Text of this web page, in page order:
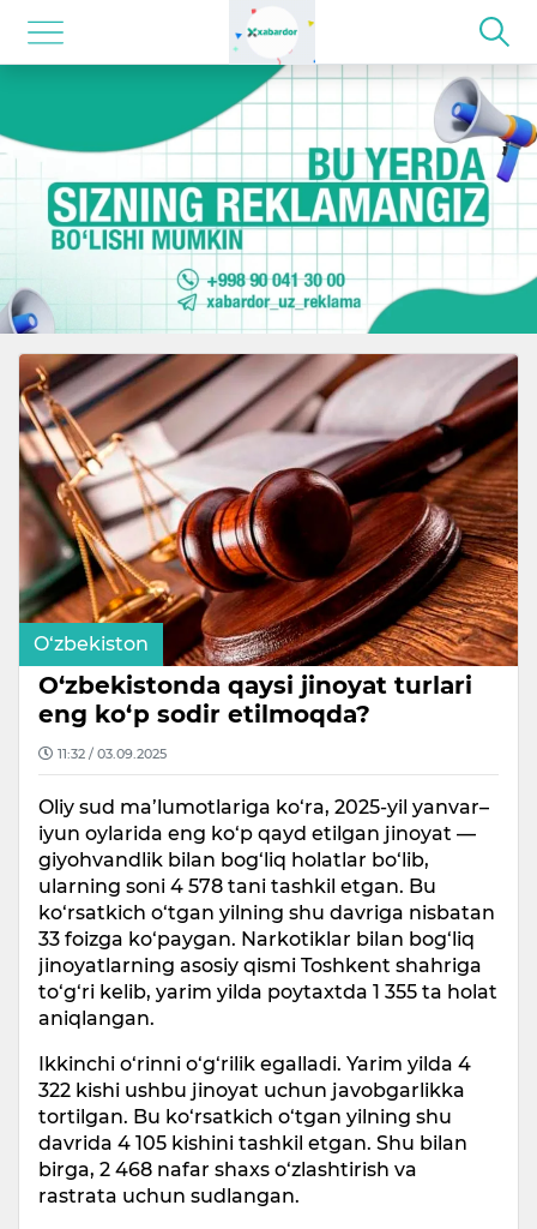
O‘zbekiston
O‘zbekistonda qaysi jinoyat turlari
eng ko‘p sodir etilmoqda?
11:32 / 03.09.2025
Oliy sud ma’lumotlariga ko‘ra, 2025-yil yanvar–
iyun oylarida eng ko‘p qayd etilgan jinoyat —
giyohvandlik bilan bog‘liq holatlar bo‘lib,
ularning soni 4 578 tani tashkil etgan. Bu
ko‘rsatkich o‘tgan yilning shu davriga nisbatan
33 foizga ko‘paygan. Narkotiklar bilan bog‘liq
jinoyatlarning asosiy qismi Toshkent shahriga
to‘g‘ri kelib, yarim yilda poytaxtda 1 355 ta holat
aniqlangan.
Ikkinchi o‘rinni o‘g‘rilik egalladi. Yarim yilda 4
322 kishi ushbu jinoyat uchun javobgarlikka
tortilgan. Bu ko‘rsatkich o‘tgan yilning shu
davrida 4 105 kishini tashkil etgan. Shu bilan
birga, 2 468 nafar shaxs o‘zlashtirish va
rastrata uchun sudlangan.